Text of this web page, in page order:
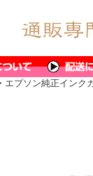
エプソン純正インク